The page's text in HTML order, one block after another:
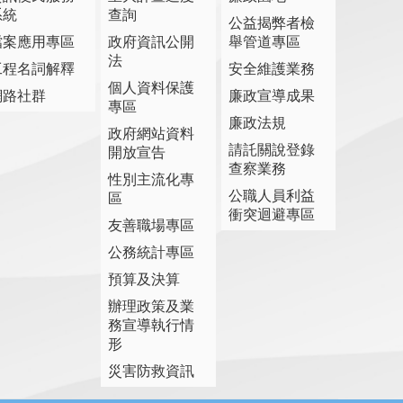
統
案應用專區
程名詞解釋
路社群
查詢
政府資訊公開
法
個人資料保護
專區
政府網站資料
開放宣告
性別主流化專
區
友善職場專區
公務統計專區
預算及決算
辦理政策及業
務宣導執行情
形
災害防救資訊
公益揭弊者檢
舉管道專區
安全維護業務
廉政宣導成果
廉政法規
請託關說登錄
查察業務
公職人員利益
衝突迴避專區